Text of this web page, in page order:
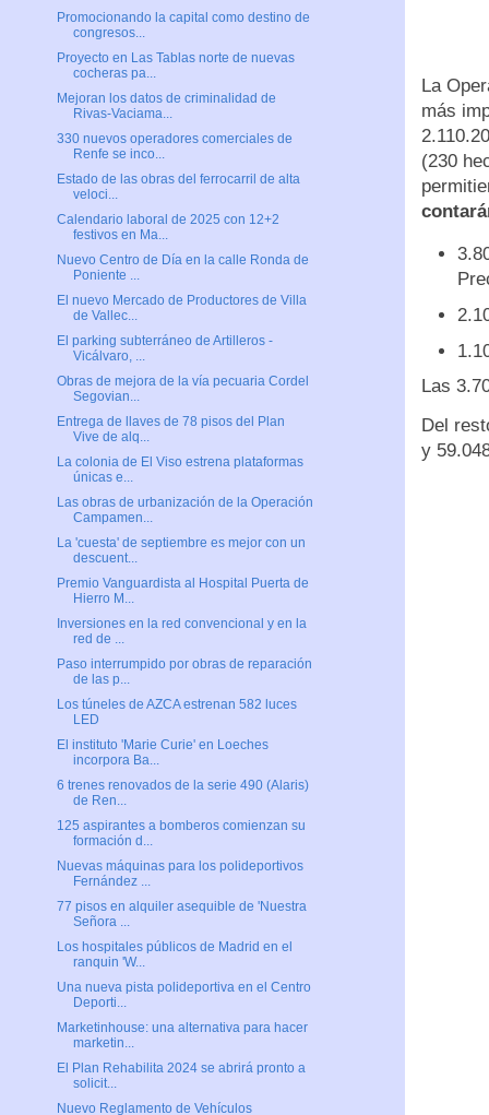
La
más
(230
Las
Del
y
Promocionando la capital como destino de
congresos...
Proyecto en Las Tablas norte de nuevas
cocheras pa...
Mejoran los datos de criminalidad de
Rivas-Vaciama...
330 nuevos operadores comerciales de
Renfe se inco...
Estado de las obras del ferrocarril de alta
veloci...
Calendario laboral de 2025 con 12+2
festivos en Ma...
Nuevo Centro de Día en la calle Ronda de
Poniente ...
El nuevo Mercado de Productores de Villa
de Vallec...
El parking subterráneo de Artilleros -
Vicálvaro, ...
Obras de mejora de la vía pecuaria Cordel
Segovian...
Entrega de llaves de 78 pisos del Plan
Vive de alq...
La colonia de El Viso estrena plataformas
únicas e...
Las obras de urbanización de la Operación
Campamen...
La 'cuesta' de septiembre es mejor con un
descuent...
Premio Vanguardista al Hospital Puerta de
Hierro M...
Inversiones en la red convencional y en la
red de ...
Paso interrumpido por obras de reparación
de las p...
Los túneles de AZCA estrenan 582 luces
LED
El instituto 'Marie Curie' en Loeches
incorpora Ba...
6 trenes renovados de la serie 490 (Alaris)
de Ren...
125 aspirantes a bomberos comienzan su
formación d...
Nuevas máquinas para los polideportivos
Fernández ...
77 pisos en alquiler asequible de 'Nuestra
Señora ...
Los hospitales públicos de Madrid en el
ranquin 'W...
Una nueva pista polideportiva en el Centro
Deporti...
Marketinhouse: una alternativa para hacer
marketin...
El Plan Rehabilita 2024 se abrirá pronto a
solicit...
Nuevo Reglamento de Vehículos